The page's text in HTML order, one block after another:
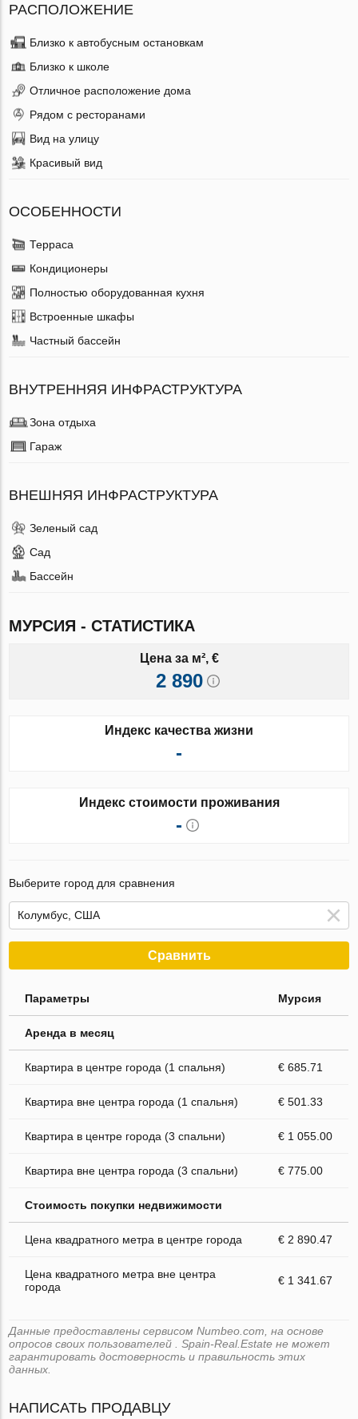
РАСПОЛОЖЕНИЕ
Близко к автобусным остановкам
Близко к школе
Отличное расположение дома
Рядом с ресторанами
Вид на улицу
Красивый вид
ОСОБЕННОСТИ
Терраса
Кондиционеры
Полностью оборудованная кухня
Встроенные шкафы
Частный бассейн
ВНУТРЕННЯЯ ИНФРАСТРУКТУРА
Зона отдыха
Гараж
ВНЕШНЯЯ ИНФРАСТРУКТУРА
Зеленый сад
Сад
Бассейн
МУРСИЯ - СТАТИСТИКА
Цена за м², €
2 890
Индекс качества жизни
-
Индекс стоимости проживания
-
Выберите город для сравнения
Сравнить
Параметры Мурсия
Аренда в месяц
Квартира в центре города (1 спальня) € 685.71
Квартира вне центра города (1 спальня) € 501.33
Квартира в центре города (3 спальни) € 1 055.00
Квартира вне центра города (3 спальни) € 775.00
Стоимость покупки недвижимости
Цена квадратного метра в центре города € 2 890.47
Цена квадратного метра вне центра
города
€ 1 341.67
Данные предоставлены сервисом Numbeo.com, на основе
опросов своих пользователей . Spain-Real.Estate не может
гарантировать достоверность и правильность этих
данных.
НАПИСАТЬ ПРОДАВЦУ